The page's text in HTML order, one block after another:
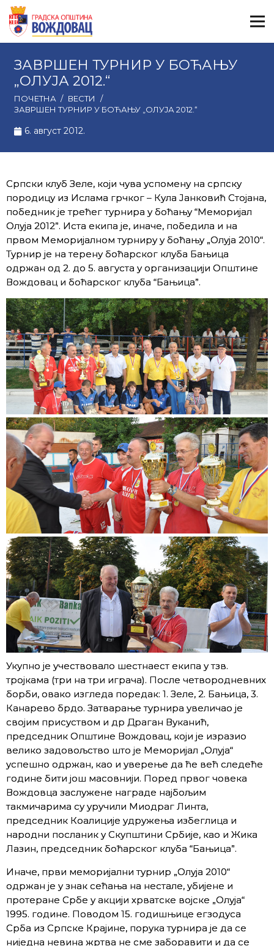
ЗАВРШЕН ТУРНИР У БОЋАЊУ
„ОЛУЈА 2012.“
ПОЧЕТНА / ВЕСТИ
/
ЗАВРШЕН ТУРНИР У БОЋАЊУ „ОЛУЈА 2012.“
6. август 2012.
Српски клуб Зеле, који чува успомену на српску
породицу из Ислама грчког – Кула Јанковић Стојана,
победник је трећег турнира у боћању “Меморијал
Олуја 2012”. Иста екипа је, иначе, победила и на
првом Меморијалном турниру у боћању „Олуја 2010“.
Турнир је на терену боћарског клуба Бањица
одржан од 2. до 5. августа у организацији Општине
Вождовац и боћарског клуба “Бањица”.
Укупно је учествовало шестнаест екипа у тзв.
тројкама (три на три играча). После четвородневних
борби, овако изгледа поредак: 1. Зеле, 2. Бањица, 3.
Канарево брдо. Затварање турнира увеличао је
својим присуством и др Драган Вуканић,
председник Општине Вождовац, који је изразио
велико задовољство што је Меморијал „Олуја“
успешно одржан, као и уверење да ће већ следеће
године бити још масовнији. Поред првог човека
Вождовца заслужене награде најбољим
такмичарима су уручили Миодраг Линта,
председник Коалиције удружења избеглица и
народни посланик у Скупштини Србије, као и Жика
Лазин, председник боћарског клуба “Бањица”.
Иначе, први меморијални турнир „Олуја 2010“
одржан је у знак сећања на нестале, убијене и
протеране Србе у акцији хрватске војске „Олуја“
1995. године. Поводом 15. годишњице егзодуса
Срба из Српске Крајине, порука турнира је да се
ниједна невина жртва не сме заборавити и да се